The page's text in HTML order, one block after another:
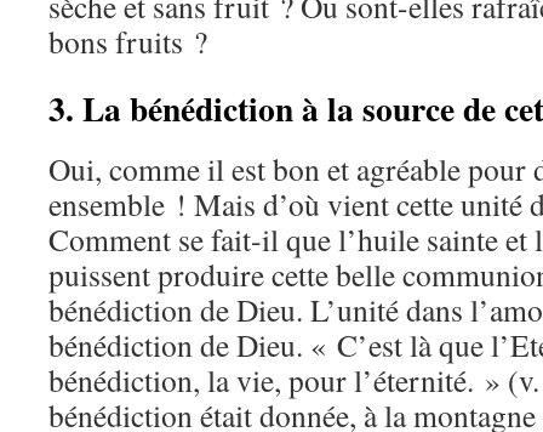
bons fruits ?
3. La bénédiction à la source de
Oui, comme il est bon et agréable pour
ensemble ! Mais d’où vient cette unité
Comment se fait-il que l’huile sainte et
puissent produire cette belle
bénédiction de Dieu. L’unité dans
bénédiction de Dieu. « C’est là que
bénédiction, la vie, pour l’éternité. »
bénédiction était donnée, à la